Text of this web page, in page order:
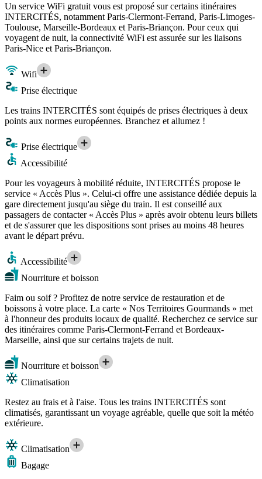
Un service WiFi gratuit vous est proposé sur certains itinéraires
INTERCITÉS, notamment Paris-Clermont-Ferrand, Paris-Limoges-
Toulouse, Marseille-Bordeaux et Paris-Briançon. Pour ceux qui
voyagent de nuit, la connectivité WiFi est assurée sur les liaisons
Paris-Nice et Paris-Briançon.
Wifi
Prise électrique
Les trains INTERCITÉS sont équipés de prises électriques à deux
points aux normes européennes. Branchez et allumez !
Prise électrique
Accessibilité
Pour les voyageurs à mobilité réduite, INTERCITÉS propose le
service « Accès Plus ». Celui-ci offre une assistance dédiée depuis la
gare directement jusqu'au siège du train. Il est conseillé aux
passagers de contacter « Accès Plus » après avoir obtenu leurs billets
et de s'assurer que les dispositions sont prises au moins 48 heures
avant le départ prévu.
Accessibilité
Nourriture et boisson
Faim ou soif ? Profitez de notre service de restauration et de
boissons à votre place. La carte « Nos Territoires Gourmands » met
à l'honneur des produits locaux de qualité. Recherchez ce service sur
des itinéraires comme Paris-Clermont-Ferrand et Bordeaux-
Marseille, ainsi que sur certains trajets de nuit.
Nourriture et boisson
Climatisation
Restez au frais et à l'aise. Tous les trains INTERCITÉS sont
climatisés, garantissant un voyage agréable, quelle que soit la météo
extérieure.
Climatisation
Bagage